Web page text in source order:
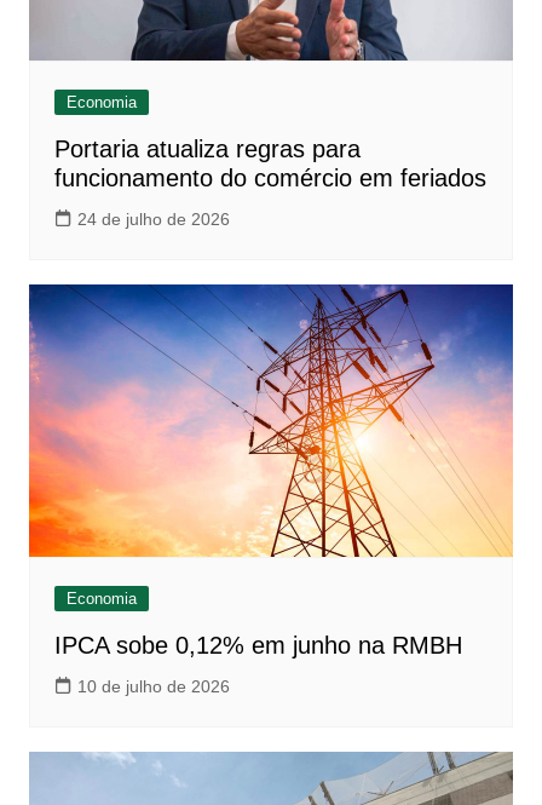
Economia
Portaria atualiza regras para
funcionamento do comércio em feriados
24 de julho de 2026
Economia
IPCA sobe 0,12% em junho na RMBH
10 de julho de 2026